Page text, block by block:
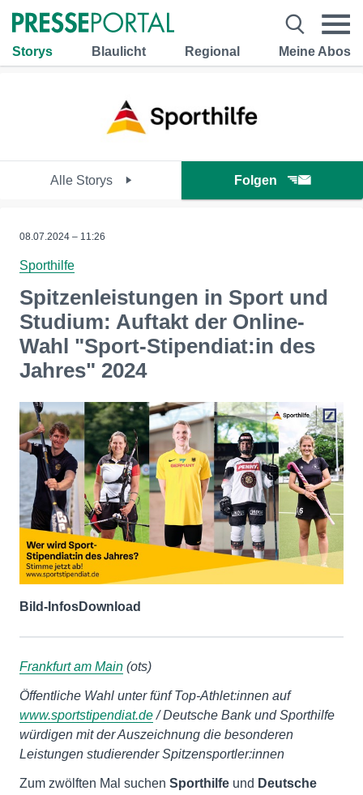
Storys Blaulicht Regional Meine Abos
Alle Storys Folgen
08.07.2024 – 11:26
Sporthilfe
Spitzenleistungen in Sport und
Studium: Auftakt der Online-
Wahl "Sport-Stipendiat:in des
Jahres" 2024
Bild-InfosDownload
Frankfurt am Main (ots)
Öffentliche Wahl unter fünf Top-Athlet:innen auf
www.sportstipendiat.de/ Deutsche Bank und Sporthilfe
würdigen mit der Auszeichnung die besonderen
Leistungen studierender Spitzensportler:innen
Zum zwölften Mal suchen Sporthilfe und Deutsche